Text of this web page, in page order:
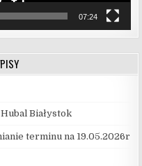
07:24
Białystok
terminu na 19.05.2026r